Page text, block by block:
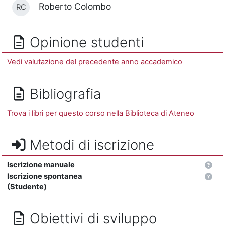
RC Roberto Colombo
Opinione studenti
Vedi valutazione del precedente anno accademico
Bibliografia
Trova i libri per questo corso nella Biblioteca di Ateneo
Metodi di iscrizione
Iscrizione manuale
Iscrizione spontanea
(Studente)
Obiettivi di sviluppo